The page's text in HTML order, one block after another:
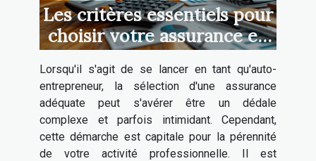
Les critères essentiels pour
choisir votre assurance en
tant qu'auto-entrepreneur
Lorsqu'il s'agit de se lancer en tant qu'auto-
entrepreneur, la sélection d'une assurance
adéquate peut s'avérer être un dédale
complexe et parfois intimidant. Cependant,
cette démarche est capitale pour la pérennité
de votre activité professionnelle. Il est